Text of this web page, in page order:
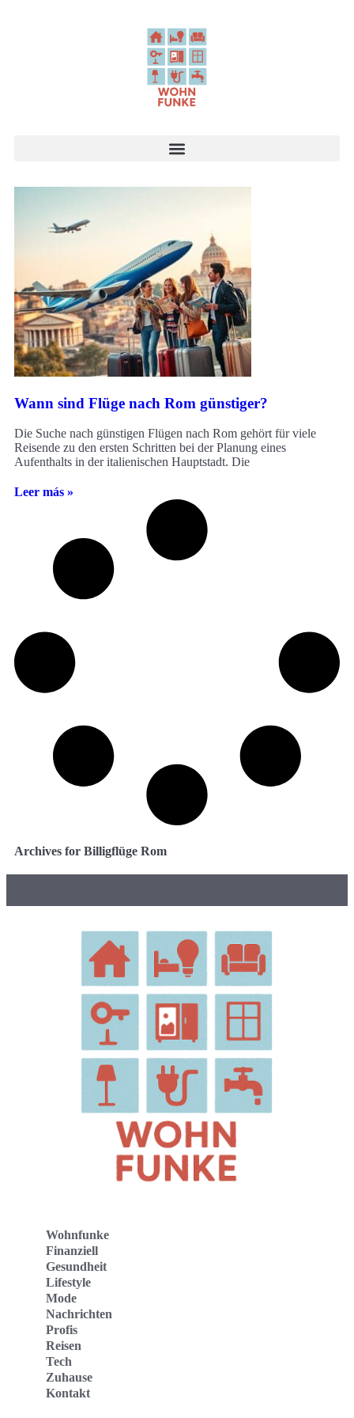
Wann sind Flüge nach Rom günstiger?
Die Suche nach günstigen Flügen nach Rom gehört für viele
Reisende zu den ersten Schritten bei der Planung eines
Aufenthalts in der italienischen Hauptstadt. Die
Leer más »
Archives for Billigflüge Rom
Wohnfunke
Finanziell
Gesundheit
Lifestyle
Mode
Nachrichten
Profis
Reisen
Tech
Zuhause
Kontakt